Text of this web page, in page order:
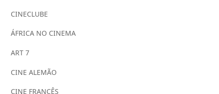
CINECLUBE
ÁFRICA NO CINEMA
ART 7
CINE ALEMÃO
CINE FRANCÊS